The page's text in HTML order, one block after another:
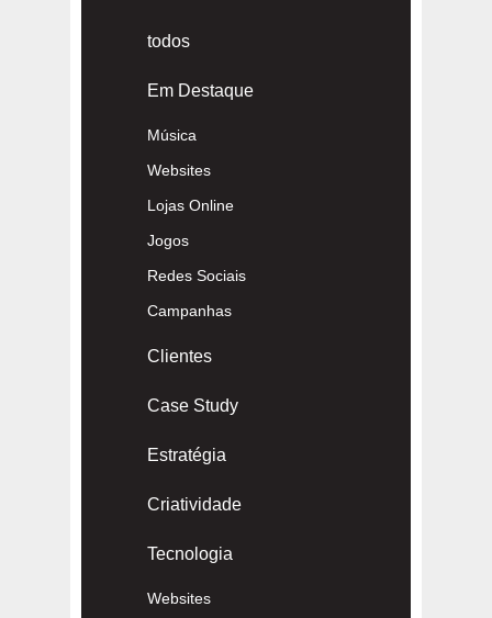
todos
Em Destaque
Música
Websites
Lojas Online
Jogos
Redes Sociais
Campanhas
Clientes
Case Study
Estratégia
Criatividade
Tecnologia
Websites